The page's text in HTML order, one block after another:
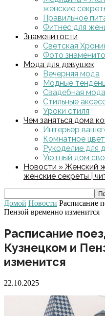
женские
Правильное
Фитнес для
Знаменитости
Светская
Фото
Мода для девушек
Вечерняя мода
Модные
Свадебная мода
Стильные
Уроки стиля
Чем заняться дома
Интерьер
Комнатное
Рукоделие для
Уютный дом
Новости » Женский
женские секреты |
Домой Новости Расписание
Пензой временно изменится
Расписание
Кузнецком и
изменится
22.10.2025